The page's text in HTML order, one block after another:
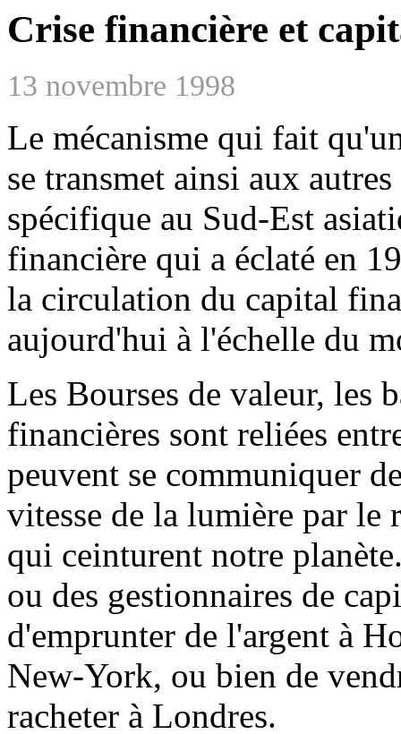
Crise financière et
13 novembre 1998
Le mécanisme qui fait
se transmet ainsi aux
spécifique au Sud-Est
financière qui a éclaté en
la circulation du capital
aujourd'hui à l'échelle du
Les Bourses de valeur, les
financières sont reliées
peuvent se communiquer
vitesse de la lumière par le
qui ceinturent notre
ou des gestionnaires de
d'emprunter de l'argent à
New-York, ou bien de
racheter à Londres.